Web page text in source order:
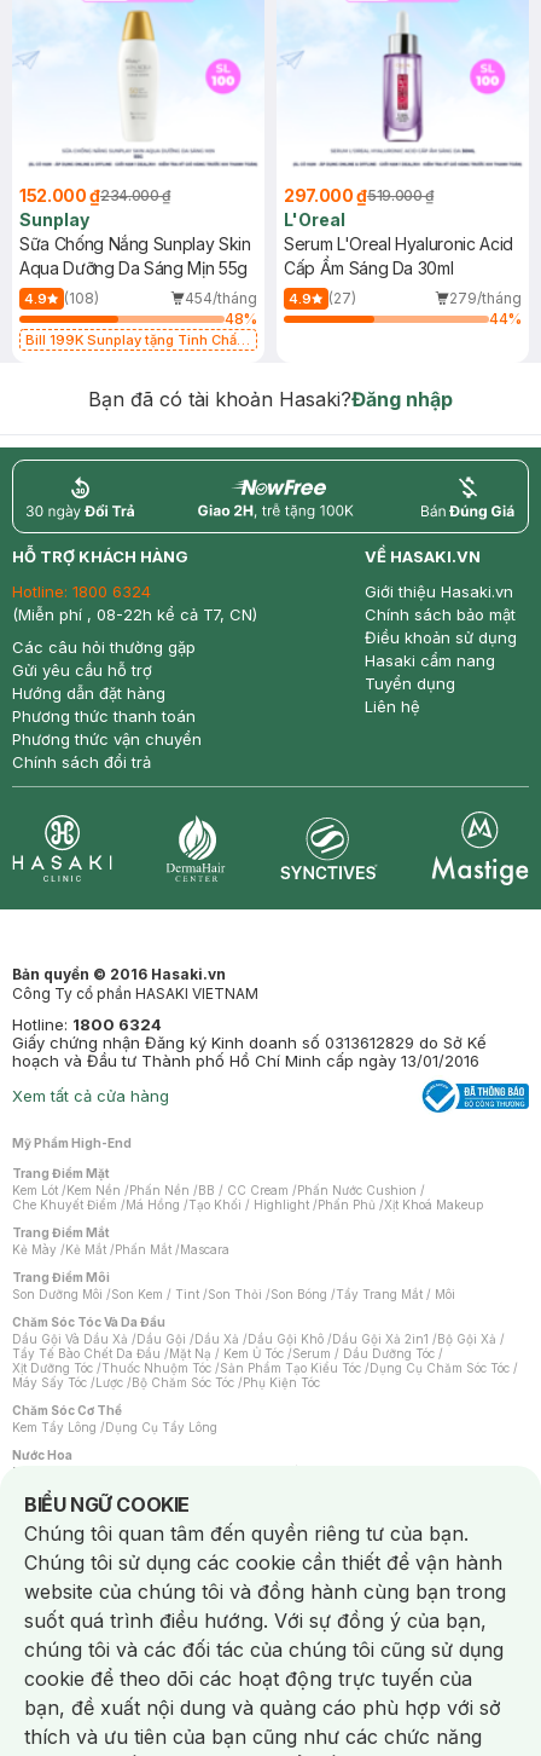
152.000 ₫234.000 ₫
Sunplay
Sữa Chống Nắng Sunplay Skin
Aqua Dưỡng Da Sáng Mịn 55g
4.9 (108)
454/tháng
48%
Bill 199K Sunplay tặng Tinh Chất
297.000 ₫519.000 ₫
L'Oreal
Serum L'Oreal Hyaluronic Acid
Cấp Ẩm Sáng Da 30ml
4.9 (27)
279/tháng
44%
Bạn đã có tài khoản Hasaki?Đăng nhập
return nowfree price
HỖ TRỢ KHÁCH HÀNG
Hotline: 1800 6324
(Miễn phí , 08-22h kể cả T7, CN)
Các câu hỏi thường gặp
Gửi yêu cầu hỗ trợ
Hướng dẫn đặt hàng
Phương thức thanh toán
Phương thức vận chuyển
Chính sách đổi trả
VỀ HASAKI.VN
Giới thiệu Hasaki.vn
Chính sách bảo mật
Điều khoản sử dụng
Hasaki cẩm nang
Tuyển dụng
Liên hệ
Bản quyền © 2016 Hasaki.vn
Công Ty cổ phần HASAKI VIETNAM
Hotline: 1800 6324
Giấy chứng nhận Đăng ký Kinh doanh số 0313612829 do Sở Kế
hoạch và Đầu tư Thành phố Hồ Chí Minh cấp ngày 13/01/2016
Xem tất cả cửa hàng
Mỹ Phẩm High-End
Trang Điểm Mặt
Kem Lót /Kem Nền /Phấn Nền /BB / CC Cream /Phấn Nước Cushion /
Che Khuyết Điểm /Má Hồng /Tạo Khối / Highlight /Phấn Phủ /Xịt Khoá Makeup
Trang Điểm Mắt
Kẻ Mày /Kẻ Mắt /Phấn Mắt /Mascara
Trang Điểm Môi
Son Dưỡng Môi /Son Kem / Tint /Son Thỏi /Son Bóng /Tẩy Trang Mắt / Môi
Chăm Sóc Tóc Và Da Đầu
Dầu Gội Và Dầu Xả /Dầu Gội /Dầu Xả /Dầu Gội Khô /Dầu Gội Xả 2in1 /Bộ Gội Xả /
Tẩy Tế Bào Chết Da Đầu /Mặt Nạ / Kem Ủ Tóc /Serum / Dầu Dưỡng Tóc /
Xịt Dưỡng Tóc /Thuốc Nhuộm Tóc /Sản Phẩm Tạo Kiểu Tóc /Dụng Cụ Chăm Sóc Tóc /
Máy Sấy Tóc /Lược /Bộ Chăm Sóc Tóc /Phụ Kiện Tóc
Chăm Sóc Cơ Thể
Kem Tẩy Lông /Dụng Cụ Tẩy Lông
Nước Hoa
Nước Hoa Nữ
Chăm Sóc Cá Nhân
Chống Muỗi /Khẩu Trang /Máy Massage/Mặt Nạ Xông Hơi /Nước Rửa Tay/
Sản Phẩm Chăm Sóc Khác /Bàn Chải Đánh Răng /Bàn Chải Điện/
Hỗ Trợ Trắng Răng/Kem Đánh Răng /Máy Tăm Nước/ Nước Súc Miệng/
Tăm / Chỉ Nha Khoa/ Xịt Thơm Miệng / Dung Dịch Vệ Sinh/Dưỡng Vùng Kín/
Khăn Ướt Vệ Sinh Vùng Kín/Băng Vệ Sinh/Tampon/Bọt Cạo Râu /Dao Cạo Râu/
Máy Cạo Râu
Vấn Đề Về Da
Da Dầu / Lỗ Chân Lông To/ Da Khô / Mất Nước/ Da Lão Hóa/ Da Mụn/
Da Nhạy Cảm / Kích Ứng
Da Xỉn Màu Thâm / Nám / Tàn Nhang
Quầng Thâm & Bọng Mắt /Sẹo /Viêm Da Cơ Địa
Dụng Cụ / Phụ Kiện Chăm Sóc Da
Bông Tẩy Trang
Khăn Lau Mặt Khô Dụng Cụ / Máy Rửa Mặt Máy Chăm Sóc Da
Dụng Cụ Chăm Sóc Khác
BIỂU NGỮ COOKIE
Notice about cookies usage
Chúng tôi quan tâm đến quyền riêng tư của bạn.
Chúng tôi sử dụng các cookie cần thiết để vận hành
website của chúng tôi và đồng hành cùng bạn trong
suốt quá trình điều hướng. Với sự đồng ý của bạn,
chúng tôi và các đối tác của chúng tôi cũng sử dụng
cookie để theo dõi các hoạt động trực tuyến của
bạn, đề xuất nội dung và quảng cáo phù hợp với sở
thích và ưu tiên của bạn cũng như các chức năng